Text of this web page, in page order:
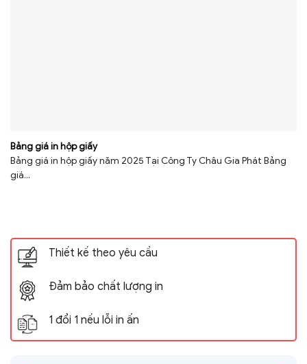
Bảng giá in hộp giấy
Bảng giá in hộp giấy năm 2025 Tại Công Ty Châu Gia Phát Bảng
giá...
Thiết kế theo yêu cầu
Đảm bảo chất lượng in
1 đổi 1 nếu lỗi in ấn